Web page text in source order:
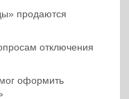
продаются
отключения
оформить